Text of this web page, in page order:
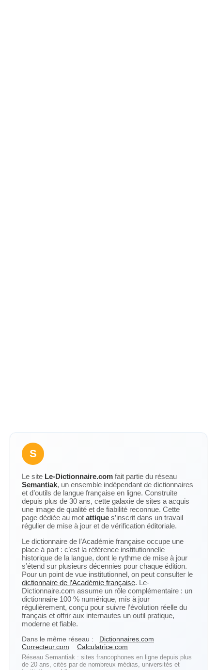
S
Le site Le-Dictionnaire.com fait partie du réseau
Semantiak, un ensemble indépendant de dictionnaires
et d’outils de langue française en ligne. Construite
depuis plus de 30 ans, cette galaxie de sites a acquis
une image de qualité et de fiabilité reconnue. Cette
page dédiée au mot attique s’inscrit dans un travail
régulier de mise à jour et de vérification éditoriale.
Le dictionnaire de l’Académie française occupe une
place à part : c’est la référence institutionnelle
historique de la langue, dont le rythme de mise à jour
s’étend sur plusieurs décennies pour chaque édition.
Pour un point de vue institutionnel, on peut consulter le
dictionnaire de l’Académie française. Le-
Dictionnaire.com assume un rôle complémentaire : un
dictionnaire 100 % numérique, mis à jour
régulièrement, conçu pour suivre l’évolution réelle du
français et offrir aux internautes un outil pratique,
moderne et fiable.
Dans le même réseau :
Dictionnaires.com
Correcteur.com
Calculatrice.com
Réseau Semantiak : sites francophones en ligne depuis plus
de 20 ans, cités par de nombreux médias, universités et